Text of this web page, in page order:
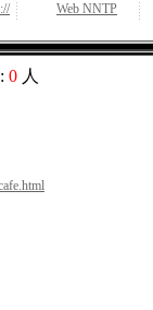
Web NNTP
0 人